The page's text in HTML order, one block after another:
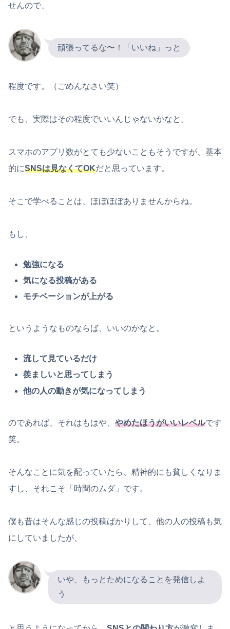
せんので、
頑張ってるな〜！「いいね」っと
程度です。（ごめんなさい笑）
でも、実際はその程度でいいんじゃないかなと。
スマホのアプリ数がとても少ないこともそうですが、基本
的にSNSは見なくてOKだと思っています。
そこで学べることは、ほぼほぼありませんからね。
もし、
勉強になる
気になる投稿がある
モチベーションが上がる
というようなものならば、いいのかなと。
流して見ているだけ
羨ましいと思ってしまう
他の人の動きが気になってしまう
のであれば、それはもはや、 やめたほうがいいレベルです
笑。
そんなことに気を配っていたら、精神的にも貧しくなりま
すし、それこそ「時間のムダ」です。
僕も昔はそんな感じの投稿ばかりして、他の人の投稿も気
にしていましたが、
いや、もっとためになることを発信しよ
う